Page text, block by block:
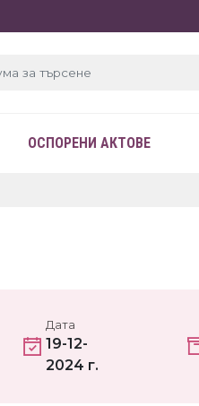
ОСПОРЕНИ АКТОВЕ
Дата
19-12-
2024 г.